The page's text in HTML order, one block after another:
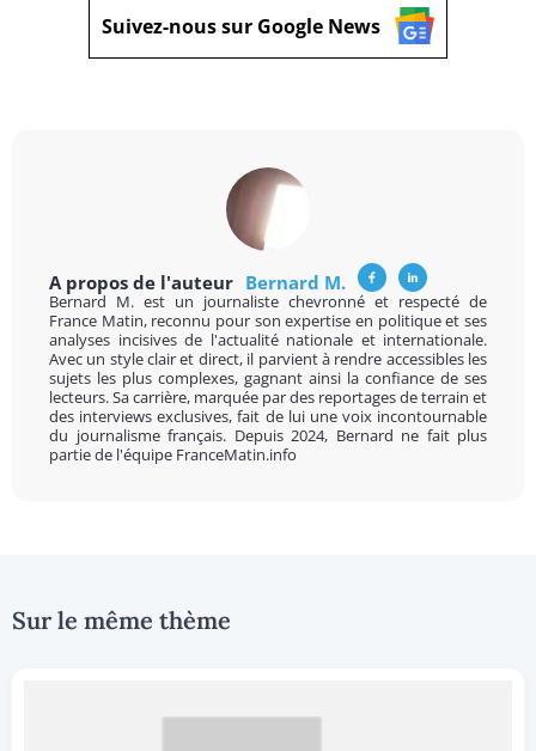
Suivez-nous sur Google News
A propos de l'auteur Bernard M.
Bernard M. est un journaliste chevronné et respecté de
France Matin, reconnu pour son expertise en politique et ses
analyses incisives de l'actualité nationale et internationale.
Avec un style clair et direct, il parvient à rendre accessibles les
sujets les plus complexes, gagnant ainsi la confiance de ses
lecteurs. Sa carrière, marquée par des reportages de terrain et
des interviews exclusives, fait de lui une voix incontournable
du journalisme français. Depuis 2024, Bernard ne fait plus
partie de l'équipe FranceMatin.info
Sur le même thème